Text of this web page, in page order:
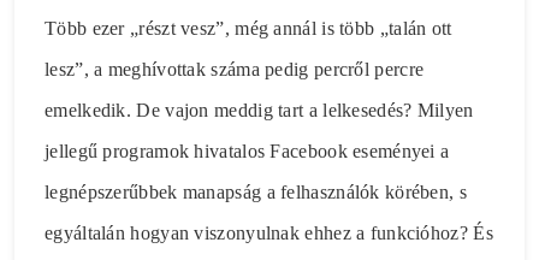
Több ezer „részt vesz”, még annál is több „talán ott
lesz”, a meghívottak száma pedig percről percre
emelkedik. De vajon meddig tart a lelkesedés? Milyen
jellegű programok hivatalos Facebook eseményei a
legnépszerűbbek manapság a felhasználók körében, s
egyáltalán hogyan viszonyulnak ehhez a funkcióhoz? És